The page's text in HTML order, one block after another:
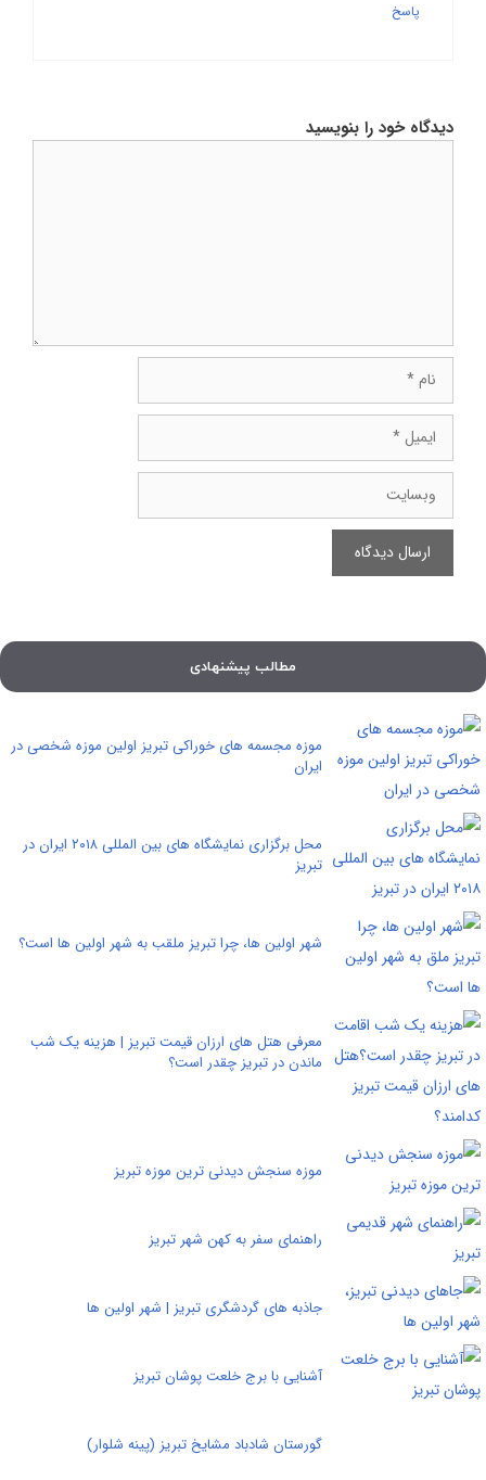
پاسخ
دیدگاه خود را بنویسید
ایمیل
وبسایت
مطالب پیشنهادی
موزه مجسمه های خوراکی تبریز اولین موزه شخصی در
ایران
محل برگزاری نمایشگاه های بین المللی ۲۰۱۸ ایران در
تبریز
شهر اولین ها، چرا تبریز ملقب به شهر اولین ها است؟
معرفی هتل های ارزان قیمت تبریز | هزینه یک شب
ماندن در تبریز چقدر است؟
موزه سنجش دیدنی ترین موزه تبریز
راهنمای سفر به کهن شهر تبریز
جاذبه های گردشگری تبریز | شهر اولین ها
آشنایی با برج خلعت پوشان تبریز
گورستان شادباد مشایخ تبریز (پینه شلوار)